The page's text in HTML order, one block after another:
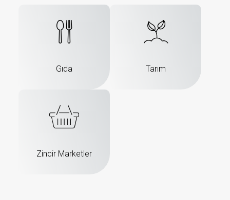
Gıda Tarım
Zincir Marketler